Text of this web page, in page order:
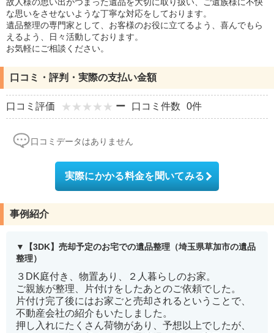
な思いをさせないような丁寧な対応をしております。
遺品整理の専門家として、お客様のお役に立てるよう、喜んでもら
えるよう、日々活動しております。
お気軽にご相談ください。
口コミ・評判・実際の支払い金額
口コミ評価 ー 口コミ件数 0件
口コミデータはありません
実際にかかる料金を聞いてみる
事例紹介
【3DK】売却予定のお宅での遺品整理（埼玉県草加市の遺品
整理）
３DK庭付き、物置あり、２人暮らしのお家。
ご親族が整理、片付けをしたあとのご依頼でした。
片付け完了後にはお家ごと売却されるということで、
不動産会社の紹介もいたしました。
押し入れにたくさん荷物があり、予想以上でしたが、